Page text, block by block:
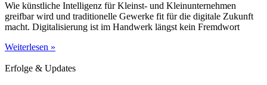
Wie künstliche Intelligenz für Kleinst- und Kleinunternehmen
greifbar wird und traditionelle Gewerke fit für die digitale Zukunft
macht. Digitalisierung ist im Handwerk längst kein Fremdwort
Weiterlesen »
Erfolge & Updates